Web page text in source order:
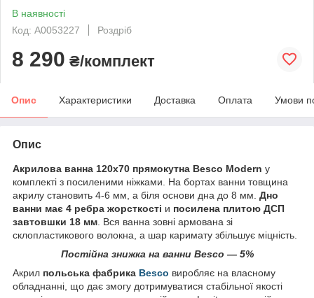
В наявності
Код: А0053227
Роздріб
8 290 ₴/комплект
Опис Характеристики Доставка Оплата Умови
Опис
Акрилова ванна 120х70 прямокутна Besco Modern у
комплекті з посиленими ніжками. На бортах ванни товщина
акрилу становить 4-6 мм, а біля основи дна до 8 мм. Дно
ванни має 4 ребра жорсткості и посилена плитою ДСП
завтовшки 18 мм . Вся ванна зовні армована зі
склопластикового волокна, а шар каримату збільшує міцність.
Постійна знижка на ванни Besco — 5%
Акрил польська фабрика Besco виробляє на власному
обладнанні, що дає змогу дотримуватися стабільної якості